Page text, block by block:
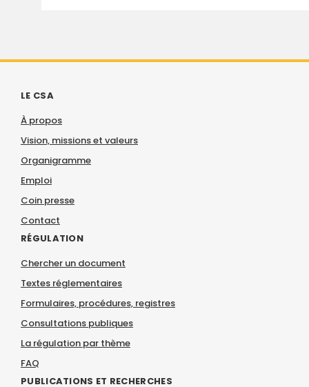
LE CSA
À propos
Vision, missions et valeurs
Organigramme
Emploi
Coin presse
Contact
RÉGULATION
Chercher un document
Textes réglementaires
Formulaires, procédures, registres
Consultations publiques
La régulation par thème
FAQ
PUBLICATIONS ET RECHERCHES